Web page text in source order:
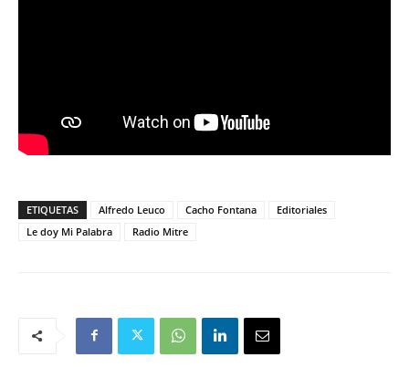
ETIQUETAS Alfredo Leuco Cacho Fontana
Editoriales
Le doy Mi Palabra
Radio Mitre